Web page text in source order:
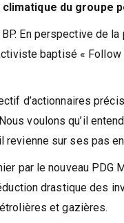
du groupe
En perspective de
baptisé «
d’actionnaires
voulons qu’il
revienne sur ses pas
par le nouveau PDG
drastique des
et gazières.